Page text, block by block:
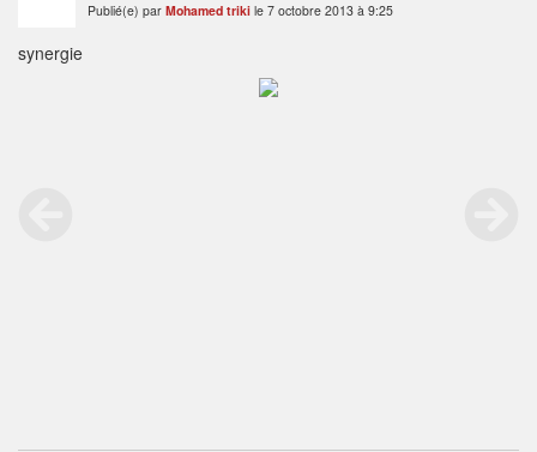
Publié(e) par Mohamed triki le 7 octobre 2013 à 9:25
synergie